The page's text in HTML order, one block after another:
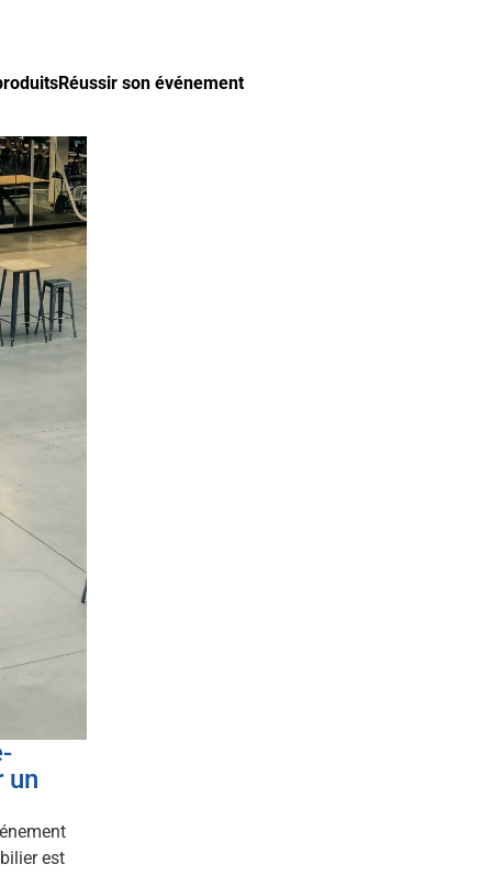
Réussir son événement
un
est